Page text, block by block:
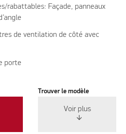
rabattables: Façade, panneaux
de ventilation de côté avec
porte
Trouver le modèle
Voir plus